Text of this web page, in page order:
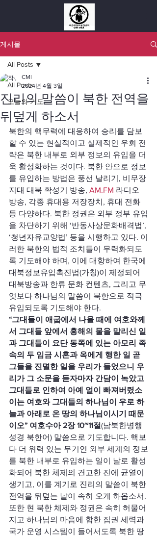
게시물
All Posts
오늘의 기도
All Posts
진리의 말씀이 북한 전역을
뒤덮게 하소서
CMI
2024년 4월 3일
북한의 핵무력에 대응하여 승리를 담보
할 수 있는 현실적이고 실제적인 우회 전
략은 북한 내부로 외부 정보의 유입을 더
욱 활성화하는 것이다. 북한 안으로 정보
를 유입하는 방법은 풍선 날리기, 비무장
지대 대북 확성기 방송, AM.FM 라디오
방송, 각종 휴대용 저장장치, 휴대 전화
등 다양하다. 북한 정권은 외부 정부 유입
을 차단하기 위해 ‘반동사상문화배격법’,
‘청년자유교양법’ 등을 시행하고 있다. 이
러한 북한의 법적 조치들이 무력화되도
록 기도해야 하며, 이에 대항하여 한국에
대북정보유입촉진법(가칭)이 제정되어
대북방송과 한류 문화 컨텐츠, 그리고 무
엇보다 하나님의 말씀이 북한으로 적극
유입되도록 기도해야 한다.
“그대들이 애굽에서 나올 때에 여호와께
서 그대들 앞에서 홍해의 물을 말리신 일
과 그대들이 요단 동쪽에 있는 아모리 족
속의 두 임금 시혼과 옥에게 행한 일 곧
그들을 진멸한 일을 우리가 들었으니 우
리가 그 소문을 듣자마자 간담이 녹았고
그대들로 인하여 아예 얼이 빠져버렸소
이는 여호와 그대들의 하나님이 우로 하
늘과 아래로 온 땅의 하나님이시기 때문
이오” 여호수아 2장 10~11절(남북한병행
성경 북한어) 말씀으로 기도합니다. 핵보
다 더 위력 있는 무기인 외부 세계의 정보
를 북한 내부로 유입하는 일이 날로 활성
화되어 북한 체제의 견고한 진에 균열이
생기고, 이를 계기로 진리의 말씀이 북한
전역을 뒤덮는 날이 속히 오게 하옵소서.
또한 현 북한 체제와 정권은 속히 허물어
지고 하나님의 마음에 합한 집권 세력과
국가 운영 시스템이 들어서도록 북한 땅